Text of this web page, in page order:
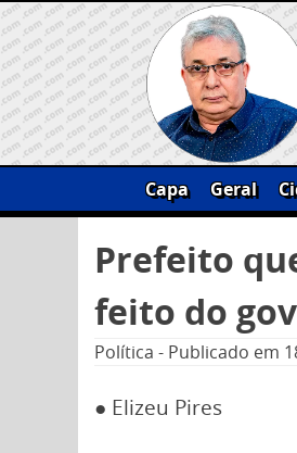
Skip
to
content
Capa Geral
por:
Prefeito
feito do
Política - Publicado em
● Elizeu Pires